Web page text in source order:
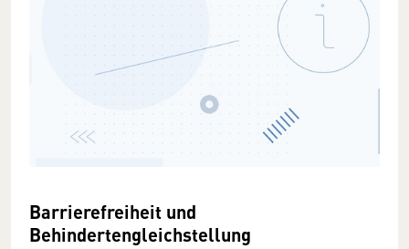
Barrierefreiheit und
Behindertengleichstellung